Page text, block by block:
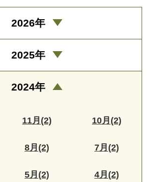
2026年
2025年
2024年
11月(2) 10月(2)
8月(2) 7月(2)
5月(2) 4月(2)